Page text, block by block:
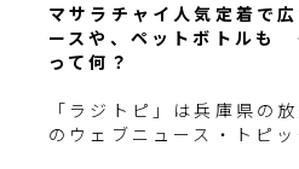
マサラチャイ人気定着で
ースや、ペットボトルも
って何？
「ラジトピ」は兵庫県の
のウェブニュース・トピッ